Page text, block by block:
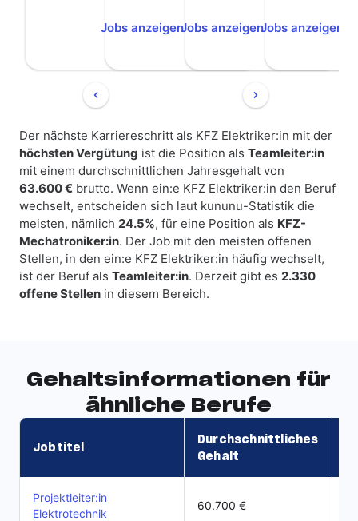
Jobs anzeigenJobs anzeigenJobs anzeigen
Der nächste Karriereschritt als KFZ Elektriker:in mit der
höchsten Vergütung ist die Position als Teamleiter:in
mit einem durchschnittlichen Jahresgehalt von
63.600 € brutto. Wenn ein:e KFZ Elektriker:in den Beruf
wechselt, entscheiden sich laut kununu-Statistik die
meisten, nämlich 24.5%, für eine Position als KFZ-
Mechatroniker:in. Der Job mit den meisten offenen
Stellen, in den ein:e KFZ Elektriker:in häufig wechselt,
ist der Beruf als Teamleiter:in. Derzeit gibt es 2.330
offene Stellen in diesem Bereich.
Gehaltsinformationen für
ähnliche Berufe
Jobtitel
Durchschnittliches
Gehalt
Projektleiter:in
Elektrotechnik
60.700 €